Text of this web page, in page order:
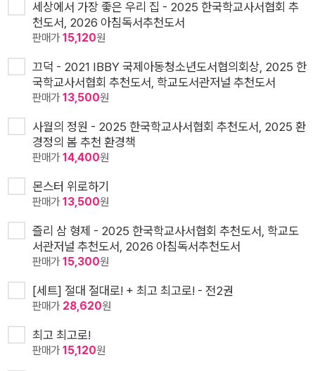
세상에서 가장 좋은 우리 집 - 2025 한국학교사서협회 추
천도서, 2026 아침독서추천도서
판매가15,120원
끄덕 - 2021 IBBY 국제아동청소년도서협의회상, 2025 한
국학교사서협회 추천도서, 학교도서관저널 추천도서
판매가13,500원
사월의 정원 - 2025 한국학교사서협회 추천도서, 2025 환
경정의 봄 추천 환경책
판매가14,400원
몬스터 위로하기
판매가13,500원
즐리 삼 형제 - 2025 한국학교사서협회 추천도서, 학교도
서관저널 추천도서, 2026 아침독서추천도서
판매가15,300원
[세트] 절대 절대로! + 최고 최고로! - 전2권
판매가 28,620원
최고 최고로!
판매가15,120원